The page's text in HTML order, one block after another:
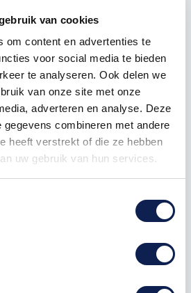
van cookies
om content en advertenties te
voor social media te bieden
te analyseren. Ook delen we
van onze site met onze
adverteren en analyse. Deze
gegevens combineren met andere
heeft verstrekt of die ze hebben
uw gebruik van hun services.
€ 1,98 € 1.976,06
Omschrijving